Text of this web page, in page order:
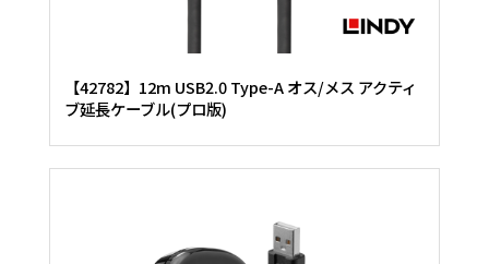
【42782】12m USB2.0 Type-A オス/メス アクティ
ブ延長ケーブル(プロ版)